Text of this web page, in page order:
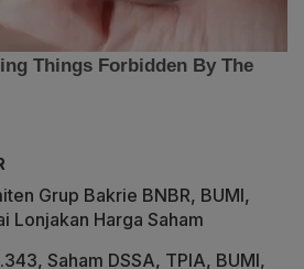
Grup Bakrie BNBR, BUMI,
Lonjakan Harga Saham
Saham DSSA, TPIA, BUMI,